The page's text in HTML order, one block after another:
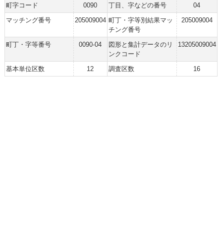
町字コード 0090 丁目、字などの番号
04
マッチング番号
205009004 町丁・字等別結果マッ
チング番号
205009004
町丁・字等番号 0090-04
図形と集計データのリ
ンクコード
13205009004
基本単位区数 12 調査区数 16